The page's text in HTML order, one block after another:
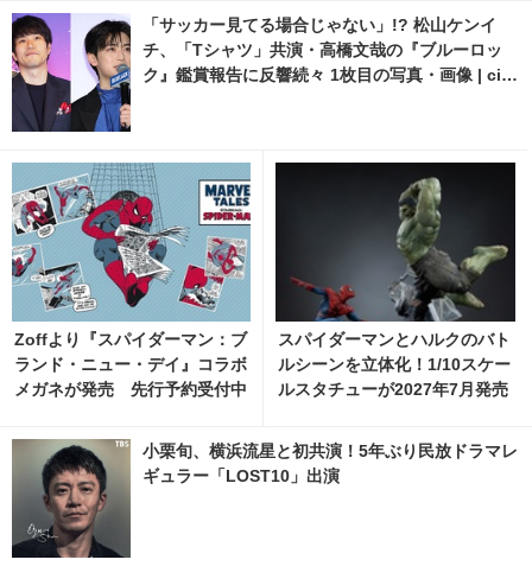
「サッカー見てる場合じゃない」!? 松山ケンイ
チ、「Tシャツ」共演・高橋文哉の『ブルーロッ
ク』鑑賞報告に反響続々 1枚目の写真・画像 | cin
Zoffより『スパイダーマン：ブ
ランド・ニュー・デイ』コラボ
メガネが発売 先行予約受付中
スパイダーマンとハルクのバト
ルシーンを立体化！1/10スケー
ルスタチューが2027年7月発売
acafe.net
小栗旬、横浜流星と初共演！5年ぶり民放ドラマレ
ギュラー「LOST10」出演